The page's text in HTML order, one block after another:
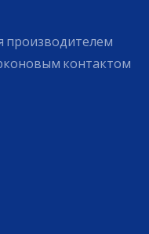
производителем
контактом